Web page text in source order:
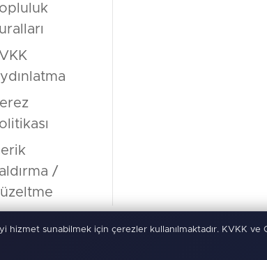
/
hizmet sunabilmek için çerezler kullanılmaktadır. KVKK ve